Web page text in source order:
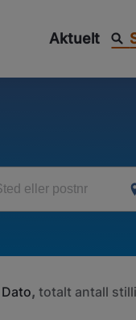
Aktuelt
eller postnr
Dato, totalt antall